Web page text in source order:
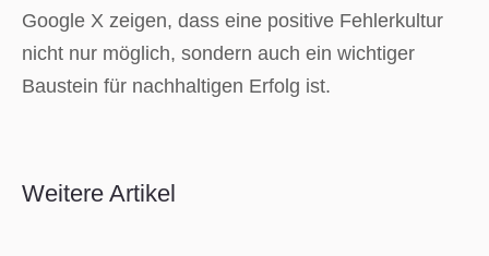
Google X zeigen, dass eine positive Fehlerkultur
nicht nur möglich, sondern auch ein wichtiger
Baustein für nachhaltigen Erfolg ist.
Weitere Artikel